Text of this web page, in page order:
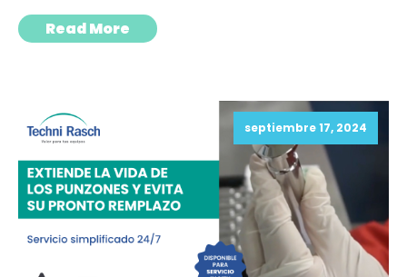
Read More
septiembre 17, 2024